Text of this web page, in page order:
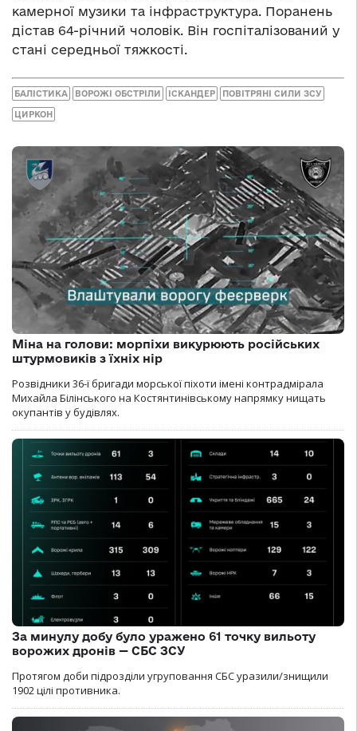
камерної музики та інфраструктура. Поранень
дістав 64-річний чоловік. Він госпіталізований у
стані середньої тяжкості.
БАЛІСТИКА ВОРОЖІ ОБСТРІЛИ ІСКАНДЕР ПОВІТРЯНІ СИЛИ ЗСУ
ЦИРКОН
Міна на голови: морпіхи викурюють російських
штурмовиків з їхніх нір
Розвідники 36-ї бригади морської піхоти імені контрадмірала
Михайла Білінського на Костянтинівському напрямку нищать
окупантів у будівлях.
За минулу добу було уражено 61 точку вильоту
ворожих дронів — СБС ЗСУ
Протягом доби підрозділи угруповання СБС уразили/знищили
1902 цілі противника.